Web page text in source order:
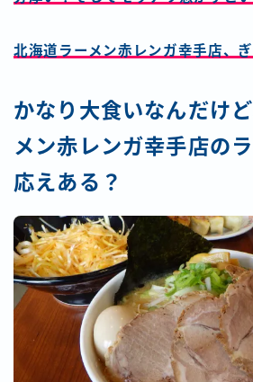
北海道ラーメン赤レンガ幸手店、
かなり大食いなんだけ
メン赤レンガ幸手店の
応えある？